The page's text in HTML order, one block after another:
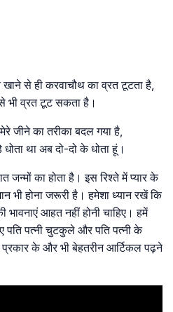
से ही करवाचौथ का व्रत टूटता है,
भी व्रत टूट सकता है।
जीने का तरीका बदल गया है,
था अब दो-दो के धोता हूं।
जन्मों का होता है। इस रिश्ते में प्यार के
भी होना जरूरी है। हमेशा ध्यान रखें कि
आहत नहीं होनी चाहिए। हमें
पति पत्नी चुटकुले और पति पत्नी के
के और भी बेहतरीन आर्टिकल पढ़ने